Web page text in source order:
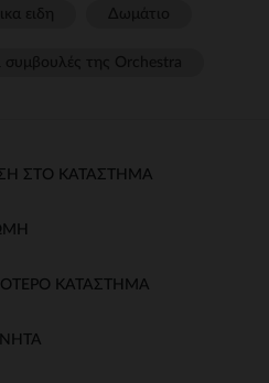
ΣΤΟ ΚΑΤΆΣΤΗΜΑ
ΚΑΤΆΣΤΗΜΑ